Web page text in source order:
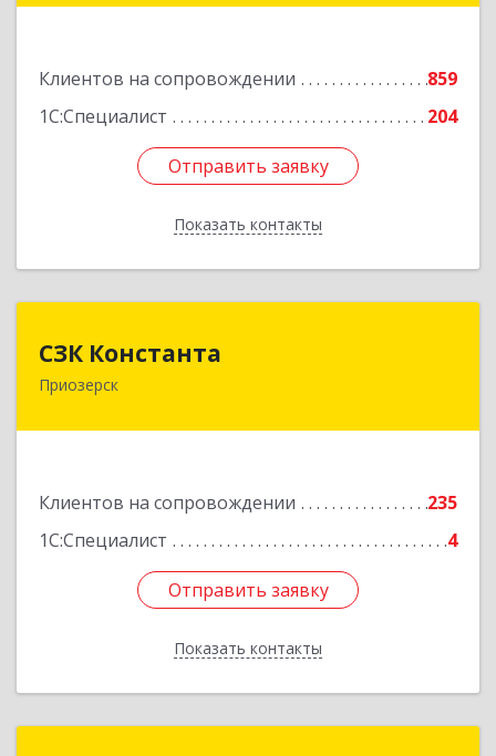
Клиентов на сопровождении
859
1С:Специалист
204
Отправить заявку
Показать контакты
Подробнее
Отправить заявку
Назад
СЗК Константа
Приозерск
Клиентов на сопровождении
235
1С:Специалист
4
Отправить заявку
Показать контакты
188760, Ленинградская обл, Приозерск г,
Отправить заявку
Назад